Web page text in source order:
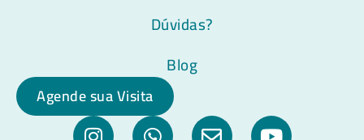
Dúvidas?
Blog
Agende sua Visita